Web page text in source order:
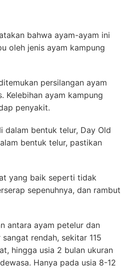
bahwa ayam-ayam ini
oleh jenis ayam kampung
persilangan ayam
Kelebihan ayam kampung
penyakit.
dalam bentuk telur, Day Old
bentuk telur, pastikan
yang baik seperti tidak
sepenuhnya, dan rambut
antara ayam petelur dan
rendah, sekitar 115
hingga usia 2 bulan ukuran
Hanya pada usia 8-12